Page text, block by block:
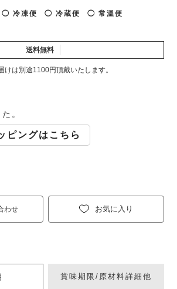
◯ 冷凍便 ◯ 冷蔵便 ◯ 常温便
送料無料
は別途1100円頂戴いたします。
。
ピングはこちら
お気に入り
わせ
賞味期限/原材料詳細他